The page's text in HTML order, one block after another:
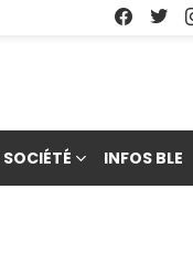
Facebook
SOCIÉTÉ INFOS BLE